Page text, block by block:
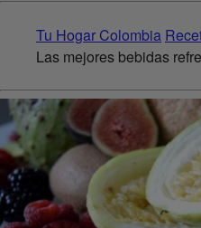
Tu Hogar Colombia
Las mejores bebidas